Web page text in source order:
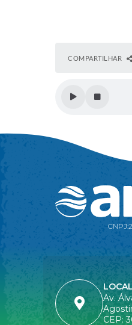
COMPARTILHAR
CNPJ:
Av.
CEP: